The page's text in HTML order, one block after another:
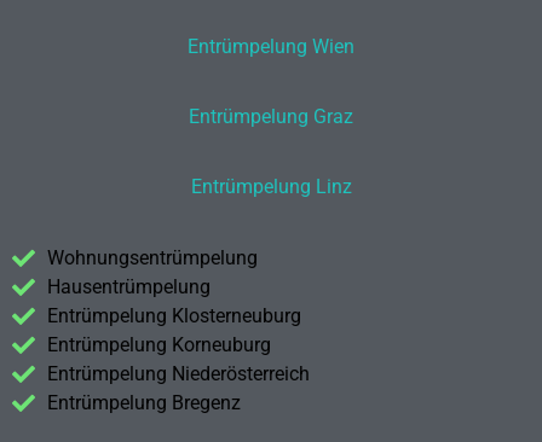
Entrümpelung Wien
Entrümpelung Graz
Entrümpelung Linz
Wohnungsentrümpelung
Hausentrümpelung
Entrümpelung Klosterneuburg
Entrümpelung Korneuburg
Entrümpelung Niederösterreich
Entrümpelung Bregenz